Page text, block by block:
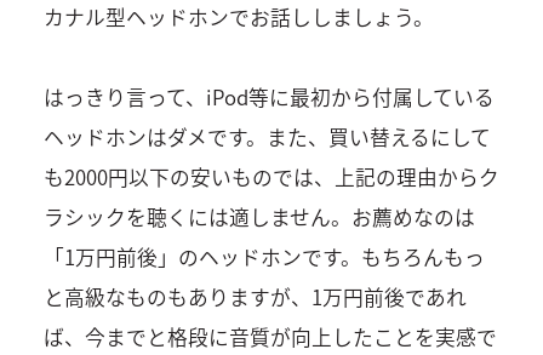
カナル型ヘッドホンでお話ししましょう。
はっきり言って、iPod等に最初から付属している
ヘッドホンはダメです。また、買い替えるにして
も2000円以下の安いものでは、上記の理由からク
ラシックを聴くには適しません。お薦めなのは
「1万円前後」のヘッドホンです。もちろんもっ
と高級なものもありますが、1万円前後であれ
ば、今までと格段に音質が向上したことを実感で